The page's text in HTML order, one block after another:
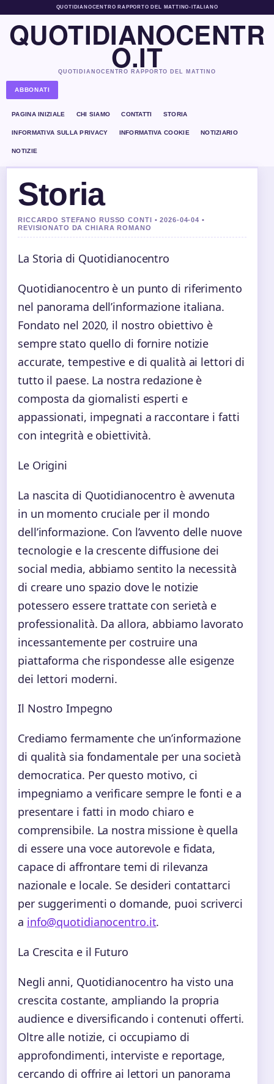
QUOTIDIANOCENTRO RAPPORTO DEL MATTINO• ITALIANO
QUOTIDIANOCENTR
O.IT
QUOTIDIANOCENTRO RAPPORTO DEL MATTINO
ABBONATI
PAGINA INIZIALE CHI SIAMO CONTATTI STORIA
INFORMATIVA SULLA PRIVACY INFORMATIVA COOKIE NOTIZIARIO
NOTIZIE
Storia
RICCARDO STEFANO RUSSO CONTI • 2026-04-04 •
REVISIONATO DA CHIARA ROMANO
La Storia di Quotidianocentro
Quotidianocentro è un punto di riferimento
nel panorama dell’informazione italiana.
Fondato nel 2020, il nostro obiettivo è
sempre stato quello di fornire notizie
accurate, tempestive e di qualità ai lettori di
tutto il paese. La nostra redazione è
composta da giornalisti esperti e
appassionati, impegnati a raccontare i fatti
con integrità e obiettività.
Le Origini
La nascita di Quotidianocentro è avvenuta
in un momento cruciale per il mondo
dell’informazione. Con l’avvento delle nuove
tecnologie e la crescente diffusione dei
social media, abbiamo sentito la necessità
di creare uno spazio dove le notizie
potessero essere trattate con serietà e
professionalità. Da allora, abbiamo lavorato
incessantemente per costruire una
piattaforma che rispondesse alle esigenze
dei lettori moderni.
Il Nostro Impegno
Crediamo fermamente che un’informazione
di qualità sia fondamentale per una società
democratica. Per questo motivo, ci
impegniamo a verificare sempre le fonti e a
presentare i fatti in modo chiaro e
comprensibile. La nostra missione è quella
di essere una voce autorevole e fidata,
capace di affrontare temi di rilevanza
nazionale e locale. Se desideri contattarci
per suggerimenti o domande, puoi scriverci
a info@quotidianocentro.it.
La Crescita e il Futuro
Negli anni, Quotidianocentro ha visto una
crescita costante, ampliando la propria
audience e diversificando i contenuti offerti.
Oltre alle notizie, ci occupiamo di
approfondimenti, interviste e reportage,
cercando di offrire ai lettori un panorama